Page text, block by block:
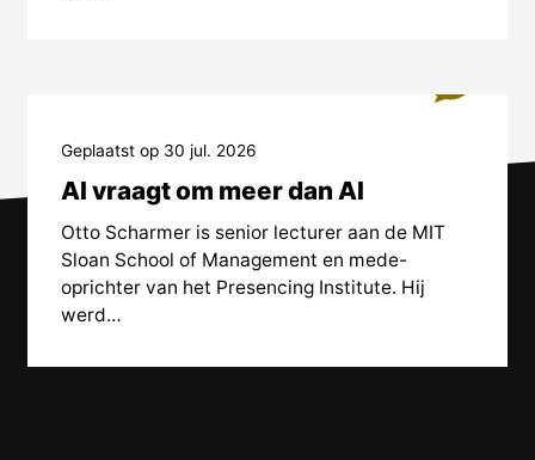
Geplaatst op 30 jul. 2026
AI vraagt om meer dan AI
Otto Scharmer is senior lecturer aan de MIT
Sloan School of Management en mede-
oprichter van het Presencing Institute. Hij
werd…